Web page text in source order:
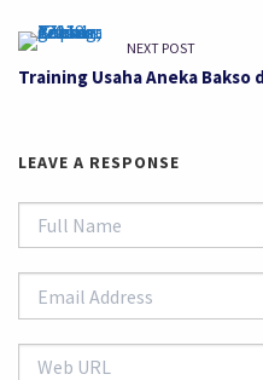
NEXT POST
Training Usaha Aneka Bakso
LEAVE A RESPONSE